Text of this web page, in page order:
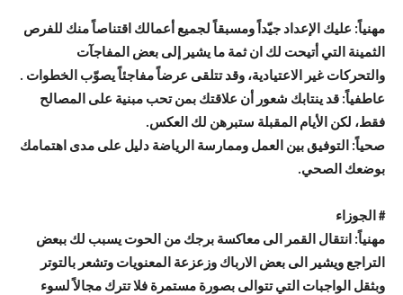
مهنياً: عليك الإعداد جيّداً ومسبقاً لجميع أعمالك اقتناصاً منك للفرص
الثمينة التي أتيحت لك ان ثمة ما يشير إلى بعض المفاجآت
والتحركات غير الاعتيادية، وقد تتلقى عرضاً مفاجئاً يصوّب الخطوات .
عاطفياً: قد ينتابك شعور أن علاقتك بمن تحب مبنية على المصالح
فقط، لكن الأيام المقبلة ستبرهن لك العكس.
صحياً: التوفيق بين العمل وممارسة الرياضة دليل على مدى اهتمامك
بوضعك الصحي.
# الجوزاء
مهنياً: انتقال القمر الى معاكسة برجك من الحوت يسبب لك ببعض
التراجع ويشير الى بعض الارباك وزعزعة المعنويات وتشعر بالتوتر
وبثقل الواجبات التي تتوالى بصورة مستمرة فلا تترك مجالاً لسوء